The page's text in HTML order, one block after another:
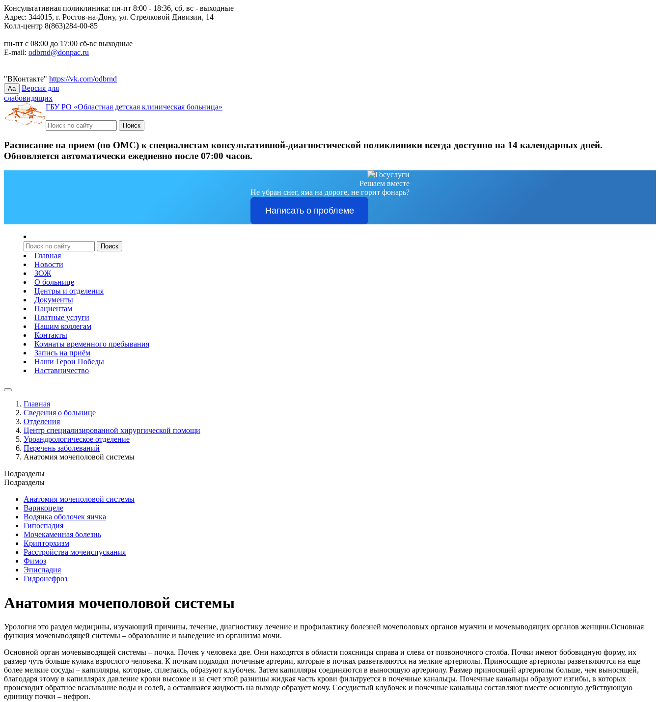
Консультативная поликлиника: пн-пт 8:00 - 18:36, сб, вс - выходные
Адрес: 344015, г. Ростов-на-Дону, ул. Стрелковой Дивизии, 14
Колл-центр 8(863)284-00-85
пн-пт с 08:00 до 17:00 сб-вс выходные
E-mail: odbrnd@donpac.ru
"ВКонтакте" https://vk.com/odbrnd
Aa
Версия для
слабовидящих
ГБУ РО «Областная детская клиническая больница»
Расписание на прием (по ОМС) к специалистам консультативной-диагностической поликлиники всегда доступно на 14 календарных дней.
Обновляется автоматически ежедневно после 07:00 часов.
Решаем вместе
Не убран снег, яма на дороге, не горит фонарь?
Написать о проблеме
Главная
Новости
ЗОЖ
О больнице
Центры и отделения
Документы
Пациентам
Платные услуги
Нашим коллегам
Контакты
Комнаты временного пребывания
Запись на приём
Наши Герои Победы
Наставничество
Главная
Сведения о больнице
Отделения
Центр специализированной хирургической помощи
Уроандрологическое отделение
Перечень заболеваний
Анатомия мочеполовой системы
Подразделы
Подразделы
Анатомия мочеполовой системы
Варикоцеле
Водянка оболочек яичка
Гипоспадия
Мочекаменная болезнь
Крипторхизм
Расстройства мочеиспускания
Фимоз
Эписпадия
Гидронефроз
Анатомия мочеполовой системы
Урология это раздел медицины, изучающий причины, течение, диагностику лечение и профилактику болезней мочеполовых органов мужчин и мочевыводящих органов женщин.Основная
функция мочевыводящей системы – образование и выведение из организма мочи.
Основной орган мочевыводящей системы – почка. Почек у человека две. Они находятся в области поясницы справа и слева от позвоночного столба. Почки имеют бобовидную форму, их
размер чуть больше кулака взрослого человека. К почкам подходят почечные артерии, которые в почках разветвляются на мелкие артериолы. Приносящие артериолы разветвляются на еще
более мелкие сосуды – капилляры, которые, сплетаясь, образуют клубочек. Затем капилляры соединяются в выносящую артериолу. Размер приносящей артериолы больше, чем выносящей,
благодаря этому в капиллярах давление крови высокое и за счет этой разницы жидкая часть крови фильтруется в почечные канальцы. Почечные канальцы образуют изгибы, в которых
происходит обратное всасывание воды и солей, а оставшаяся жидкость на выходе образует мочу. Сосудистый клубочек и почечные канальцы составляют вместе основную действующую
единицу почки – нефрон.